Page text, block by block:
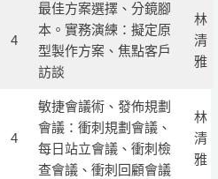
4
最佳方案選擇、分鏡腳
本。實務演練：擬定原
型製作方案、焦點客戶
訪談
林
清
雅
4
敏捷會議術、發佈規劃
會議：衝刺規劃會議、
每日站立會議、衝刺檢
查會議、衝刺回顧會議
林
清
雅